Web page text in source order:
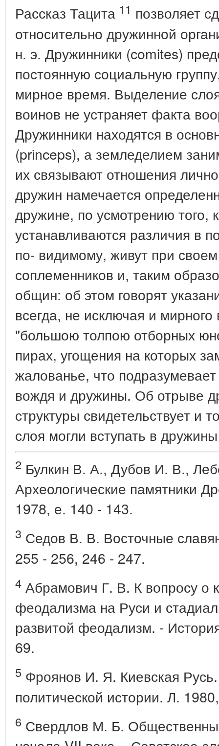
Рассказ Тацита 11 позволяет
относительно дружинной
н. э. Дружинники (comites)
постоянную социальную
мирное время. Выделение
воинов не устраняет факта
Дружинники находятся в
(princeps), а земледелием
их связывают отношения
дружин намечается
дружине, по усмотрению того,
устанавливаются различия в
по- видимому, живут при
соплеменников и, таким
общин: об этом говорят
всегда, не исключая и
"большою толпою отборных
пирах, угощения на которых
жалованье, что
вождя и дружины. Об отрыве
структуры свидетельствует и
слоя могли вступать в
2 Булкин В. А., Дубов И. В.,
Археологические памятники
1978, е. 140 - 143.
3 Седов В. В. Восточные
255 - 256, 246 - 247.
4 Абрамович Г. В. К вопросу о
феодализма на Руси и
развитой феодализм. -
69.
5 Фроянов И. Я. Киевская
политической истории. Л.
6 Свердлов М. Б.